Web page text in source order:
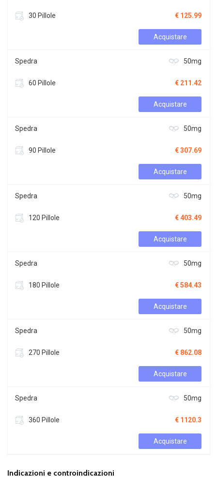
30 Pillole € 125.99
Acquistare
Spedra 50mg
60 Pillole € 211.42
Acquistare
Spedra 50mg
90 Pillole € 307.69
Acquistare
Spedra 50mg
120 Pillole € 403.49
Acquistare
Spedra 50mg
180 Pillole € 584.43
Acquistare
Spedra 50mg
270 Pillole € 862.08
Acquistare
Spedra 50mg
360 Pillole € 1120.3
Acquistare
Indicazioni e controindicazioni